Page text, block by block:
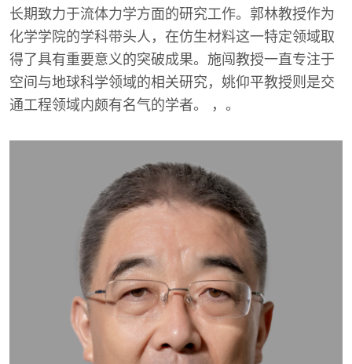
长期致力于流体力学方面的研究工作。郭林教授作为
化学学院的学科带头人，在仿生材料这一特定领域取
得了具有重要意义的突破成果。施闯教授一直专注于
空间与地球科学领域的相关研究，姚仰平教授则是交
通工程领域内颇有名气的学者。 ，。